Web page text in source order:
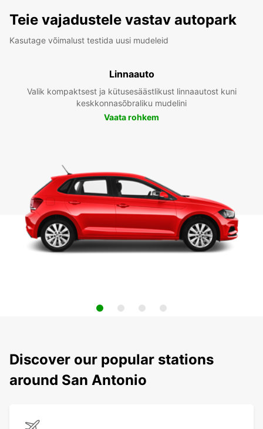
Teie vajadustele vastav autopark
Kasutage võimalust testida uusi mudeleid
Linnaauto
Valik kompaktsest ja kütusesäästlikust linnaautost kuni
keskkonnasõbraliku mudelini
Vaata rohkem
Discover our popular stations
around San Antonio